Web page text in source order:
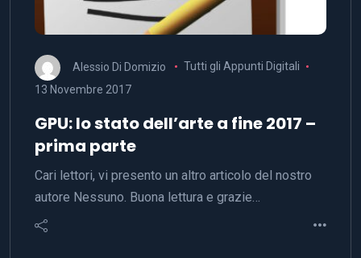
Alessio Di Domizio
Tutti gli Appunti Digitali
13 Novembre 2017
GPU: lo stato dell’arte a fine 2017 –
prima parte
Cari lettori, vi presento un altro articolo del nostro
autore Nessuno. Buona lettura e grazie…